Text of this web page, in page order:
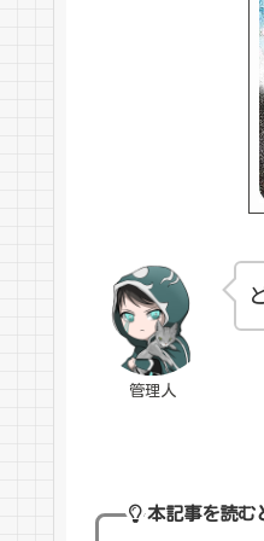
管理人
本記事を読む